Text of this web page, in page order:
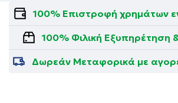
100% Επιστροφή χρημάτων
100% Φιλική Εξυπηρέτηση
Δωρεάν Μεταφορικά με